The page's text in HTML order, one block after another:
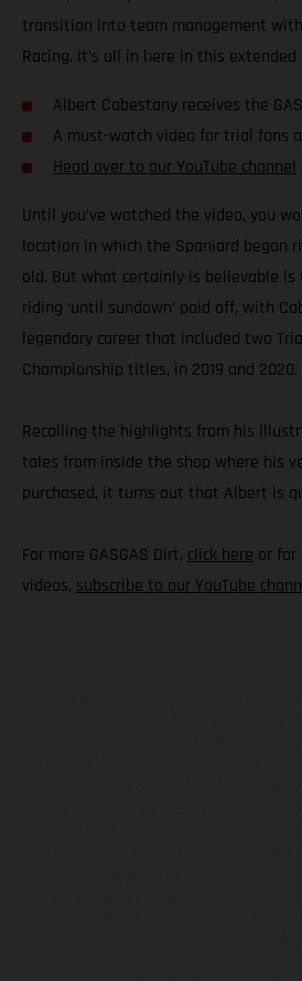
transition into team management with
Racing. It’s all in here in this extended
Albert Cabestany receives the
A must-watch video for trial fans
Head over to our YouTube channel
Until you’ve watched the video, you
location in which the Spaniard began
old. But what certainly is believable
riding ‘until sundown’ paid off, with
legendary career that included two
Championship titles, in 2019 and 2020.
Recalling the highlights from his
tales from inside the shop where his
purchased, it turns out that Albert is
For more GASGAS Dirt, click here or for
videos, subscribe to our YouTube